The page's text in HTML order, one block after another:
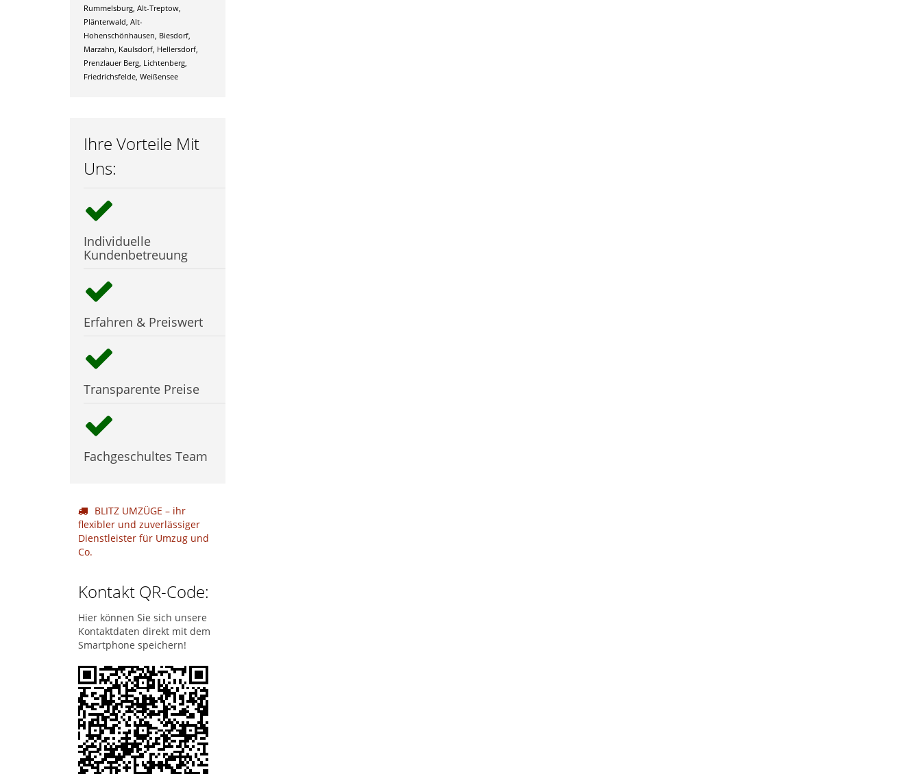
Rummelsburg, Alt-Treptow,
Plänterwald, Alt-
Hohenschönhausen, Biesdorf,
Marzahn, Kaulsdorf, Hellersdorf,
Prenzlauer Berg, Lichtenberg,
Friedrichsfelde, Weißensee
Ihre Vorteile Mit
Uns:
Individuelle
Kundenbetreuung
Erfahren & Preiswert
Transparente Preise
Fachgeschultes Team
BLITZ UMZÜGE – ihr
flexibler und zuverlässiger
Dienstleister für Umzug und
Co.
Kontakt QR-Code:
Hier können Sie sich unsere
Kontaktdaten direkt mit dem
Smartphone speichern!